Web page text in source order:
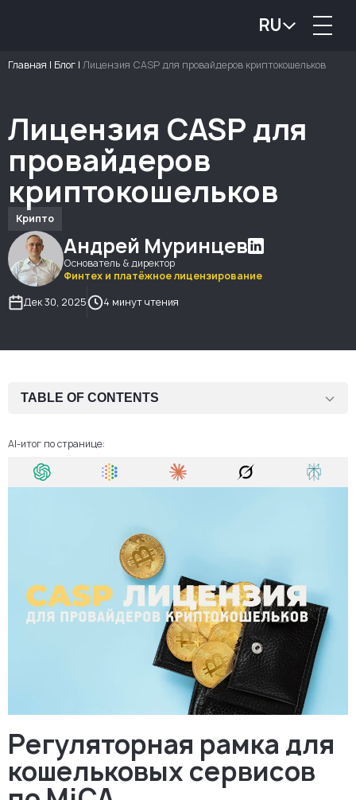
RU
Главная | Блог | Лицензия CASP для провайдеров криптокошельков
Лицензия CASP для
провайдеров
криптокошельков
Крипто
Андрей Муринцев
Основатель & директор
Финтех и платёжное лицензирование
Дек 30, 2025
4 минут чтения
TABLE OF CONTENTS
Требования к лицензии CASP для провайдеров криптокошельков
Выбор юрисдикции для авторизации CASP-кошельков
Регуляторная поддержка для провайдеров криптокошельков
Резюме
FAQ: Лицензия CASP для провайдеров криптокошельков
AI-итог по странице:
Регуляторная рамка для
кошельковых сервисов